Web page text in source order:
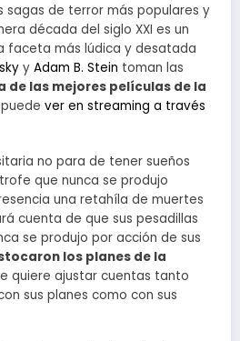
sagas de terror más populares y
década del siglo XXI es un
faceta más lúdica y desatada
y Adam B. Stein toman las
de las mejores películas de la
ver en streaming a través
no para de tener sueños
que nunca se produjo
una retahíla de muertes
cuenta de que sus pesadillas
se produjo por acción de sus
los planes de la
quiere ajustar cuentas tanto
sus planes como con sus